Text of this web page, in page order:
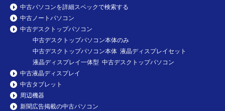
中古パソコンを詳細スペックで検索する
中古ノートパソコン
中古デスクトップパソコン
中古デスクトップパソコン本体のみ
中古デスクトップパソコン本体 液晶ディスプレイセット
液晶ディスプレイ一体型 中古デスクトップパソコン
中古液晶ディスプレイ
中古タブレット
周辺機器
新聞広告掲載の中古パソコン